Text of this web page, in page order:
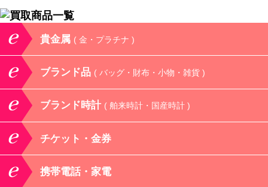
貴金属 ( 金・プラチナ )
ブランド品 ( バッグ・財布・小物・雑貨 )
ブランド時計 ( 舶来時計・国産時計 )
チケット・金券
携帯電話・家電